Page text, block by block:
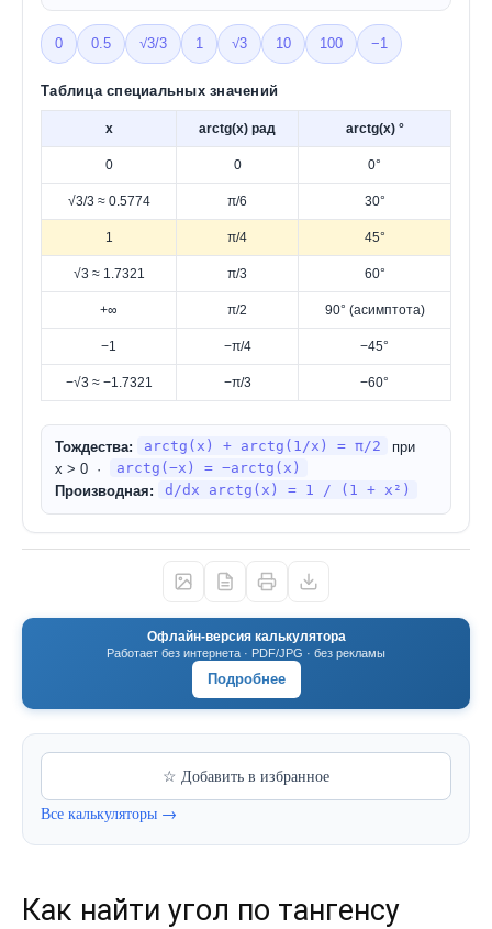
0 0.5 √3/3 1 √3 10 100 −1
Таблица специальных значений
x arctg(x) рад arctg(x) °
0 0 0°
√3/3 ≈ 0.5774 π/6 30°
1 π/4 45°
√3 ≈ 1.7321 π/3 60°
+∞ π/2 90° (асимптота)
−1 −π/4 −45°
−√3 ≈ −1.7321 −π/3 −60°
Тождества: arctg(x) + arctg(1/x) = π/2
при
x > 0 ·
arctg(−x) = −arctg(x)
Производная: d/dx arctg(x) = 1 / (1 + x²)
Офлайн-версия калькулятора
Работает без интернета · PDF/JPG · без рекламы
Подробнее
☆ Добавить в избранное
Все калькуляторы →
Как найти угол по тангенсу